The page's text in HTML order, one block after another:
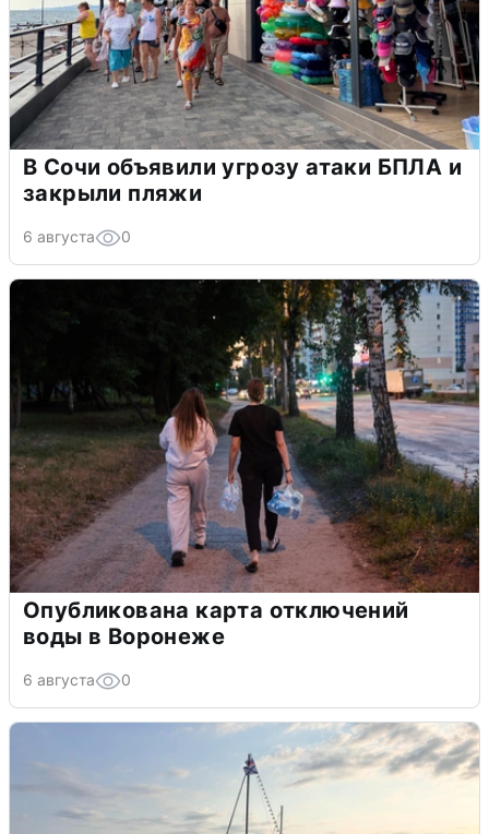
В Сочи объявили угрозу атаки БПЛА и
закрыли пляжи
6 августа 0
Опубликована карта отключений
воды в Воронеже
6 августа 0